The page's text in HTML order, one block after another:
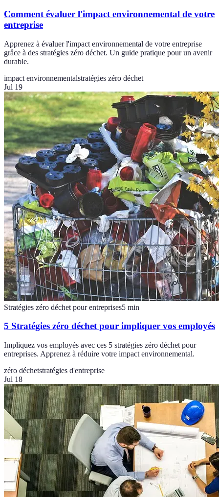
Comment évaluer l'impact environnemental de votre
entreprise
Apprenez à évaluer l'impact environnemental de votre entreprise
grâce à des stratégies zéro déchet. Un guide pratique pour un avenir
durable.
impact environnementalstratégies zéro déchet
Jul 19
Stratégies zéro déchet pour entreprises5 min
5 Stratégies zéro déchet pour impliquer vos employés
Impliquez vos employés avec ces 5 stratégies zéro déchet pour
entreprises. Apprenez à réduire votre impact environnemental.
zéro déchetstratégies d'entreprise
Jul 18